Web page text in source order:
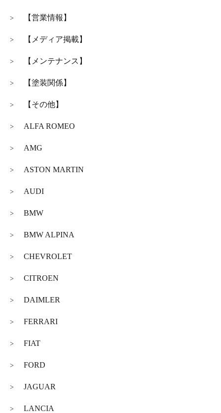
> 【営業情報】
> 【メディア掲載】
> 【メンテナンス】
> 【塗装関係】
> 【その他】
> ALFA ROMEO
> AMG
> ASTON MARTIN
> AUDI
> BMW
> BMW ALPINA
> CHEVROLET
> CITROEN
> DAIMLER
> FERRARI
> FIAT
> FORD
> JAGUAR
> LANCIA